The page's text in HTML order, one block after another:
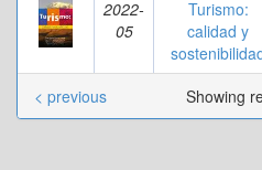
2022-
05
Turismo:
calidad y
Showing
< previous